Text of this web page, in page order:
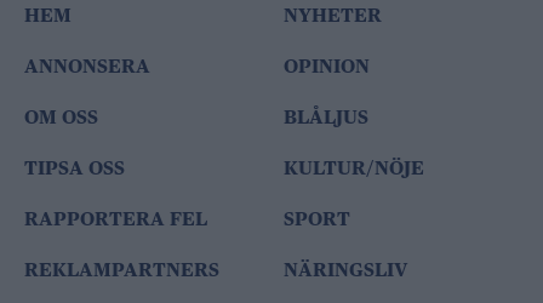
HEM
ANNONSERA
OM OSS
TIPSA OSS
RAPPORTERA FEL
REKLAMPARTNERS
NYHETER
OPINION
BLÅLJUS
KULTUR/NÖJE
SPORT
NÄRINGSLIV